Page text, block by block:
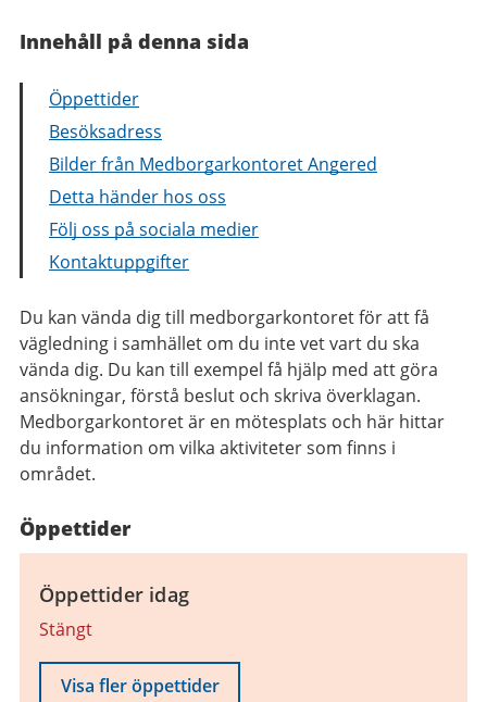
Innehåll på denna sida
Öppettider
Besöksadress
Bilder från Medborgarkontoret Angered
Detta händer hos oss
Följ oss på sociala medier
Kontaktuppgifter
Du kan vända dig till medborgarkontoret för att få
vägledning i samhället om du inte vet vart du ska
vända dig. Du kan till exempel få hjälp med att göra
ansökningar, förstå beslut och skriva överklagan.
Medborgarkontoret är en mötesplats och här hittar
du information om vilka aktiviteter som finns i
området.
Öppettider
Öppettider idag
Stängt
Visa fler öppettider